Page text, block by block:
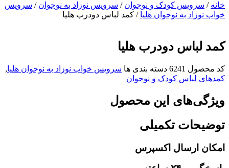
خانه / سرویس کودک و نوجوان / سرویس نوزاد به نوجوان / سرویس
خواب نوزاد به نوجوان هلیا / کمد لباس دودرب هلیا
کمد لباس دودرب هلیا
کد محصول 6241 دسته بندی ها سرویس خواب نوزاد به نوجوان هلیا,
کمدهای لباس کودک و نوجوان
ویژگی‌های این محصول
توضیحات تکمیلی
امکان ارسال اکسپرس